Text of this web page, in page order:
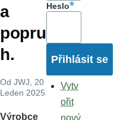
a
popru
h.
Od JWJ , 20
Leden 2025
Výrobce
Heslo
Vytv
ořit